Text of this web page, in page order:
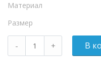
Материал
Размер